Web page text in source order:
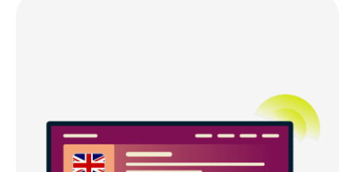
Download een VPN-app voor al je apparaten